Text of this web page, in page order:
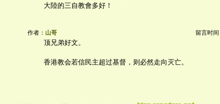
大陸的三自教會多好！
作者： 山哥 留言时间
顶兄弟好文。
香港教会若信民主超过基督，则必然走向灭亡。